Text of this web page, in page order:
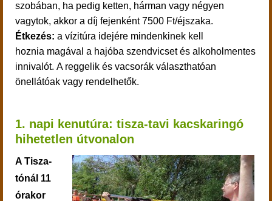
szobában, ha pedig ketten, hárman vagy négyen
vagytok, akkor a díj fejenként 7500 Ft/éjszaka.
Étkezés: a vízitúra idejére mindenkinek kell
hoznia magával a hajóba szendvicset és alkoholmentes
innivalót. A reggelik és vacsorák választhatóan
önellátóak vagy rendelhetők.
1. napi kenutúra: tisza-tavi kacskaringó
hihetetlen útvonalon
A Tisza-
tónál 11
órakor